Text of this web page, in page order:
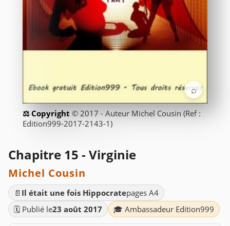
⌕
© 2017 - Auteur Michel Cousin (Ref :
Edition999-2017-2143-1)
Chapitre 15 - Virginie
Michel Cousin
📄 Il était une fois Hippocratepages A4
🗓️ Publié le23 août 2017 🎓 Ambassadeur Edition999